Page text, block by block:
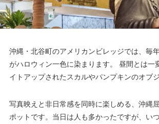
沖縄・北谷町のアメリカンビレッジでは、毎
がハロウィン一色に染まります。 昼間とは一
イトアップされたスカルやパンプキンのオブジ
写真映えと非日常感を同時に楽しめる、沖縄
ポットです。当日は人も多かったですが、い